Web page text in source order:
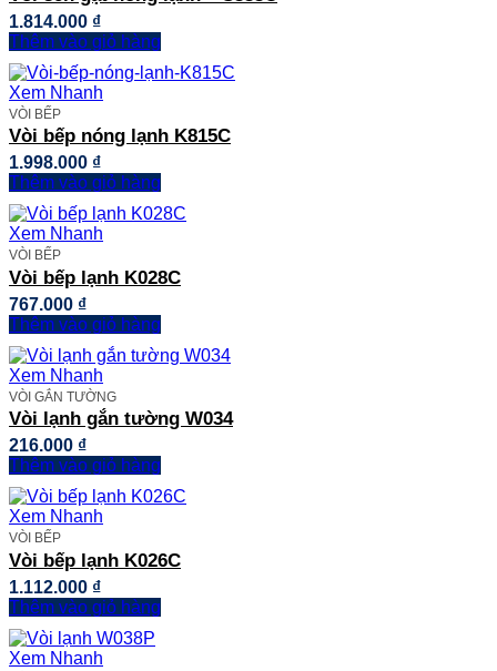
1.814.000 ₫
Thêm vào giỏ hàng
Xem Nhanh
VÒI BẾP
Vòi bếp nóng lạnh K815C
1.998.000 ₫
Thêm vào giỏ hàng
Xem Nhanh
VÒI BẾP
Vòi bếp lạnh K028C
767.000 ₫
Thêm vào giỏ hàng
Xem Nhanh
VÒI GẮN TƯỜNG
Vòi lạnh gắn tường W034
216.000 ₫
Thêm vào giỏ hàng
Xem Nhanh
VÒI BẾP
Vòi bếp lạnh K026C
1.112.000 ₫
Thêm vào giỏ hàng
Xem Nhanh